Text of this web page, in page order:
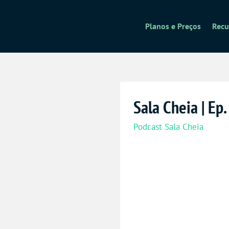
Planos e Preços
Sala Cheia |
Podcast Sala Cheia